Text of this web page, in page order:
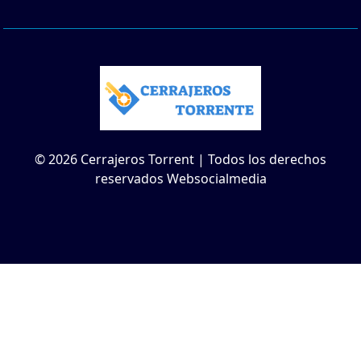
© 2026 Cerrajeros Torrent | Todos los derechos
reservados Websocialmedia